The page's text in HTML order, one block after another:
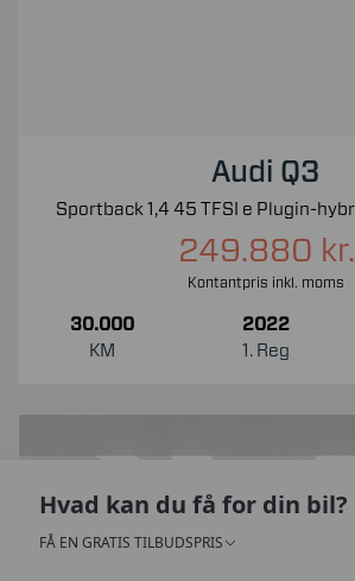
Audi Q3
249.880 kr.
Kontantpris inkl. moms
30.000
KM
2022
1. Reg
Hvad kan du få for din bil?
FÅ EN GRATIS TILBUDSPRIS